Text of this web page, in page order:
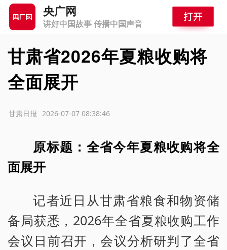
央广网
讲好中国故事 传播中国声音
甘肃省2026年夏粮收购将
全面展开
2026-07-07 08:38:46
甘肃日报
原标题：全省今年夏粮收购将全
面展开
记者近日从甘肃省粮食和物资储
备局获悉，2026年全省夏粮收购工作
会议日前召开，会议分析研判了全省